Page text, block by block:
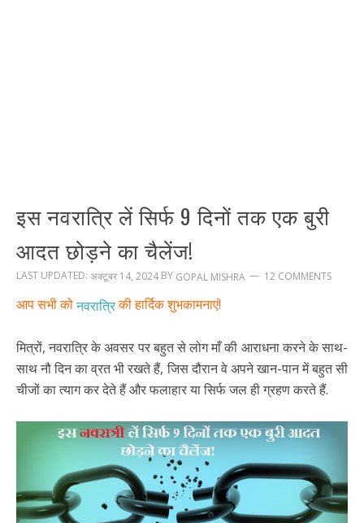
इस नवरात्रि लें सिर्फ 9 दिनों तक एक बुरी
आदत छोड़ने का चैलेंज!
LAST UPDATED: अक्टूबर 14, 2024 BY GOPAL MISHRA 12 COMMENTS
आप सभी कोनवरात्रिकी हार्दिक शुभकामनाएं!
मित्रों, नवरात्रि के अवसर पर बहुत से लोग माँ की आराधना करने के साथ-
साथ नौ दिन का व्रत भी रखते हैं, जिस दौरान वे अपने खान-पान में बहुत सी
चीजों का त्याग कर देते हैं और फलाहार या सिर्फ जल ही ग्रहण करते हैं.